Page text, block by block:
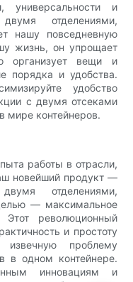
универсальности и
отделениями,
нашу повседневную
жизнь, он упрощает
организует вещи и
порядка и удобства.
удобство
с двумя отсеками
мире контейнеров.
работы в отрасли,
новейший продукт —
отделениями,
— максимальное
революционный
и простоту
проблему
в одном контейнере.
инновациям и